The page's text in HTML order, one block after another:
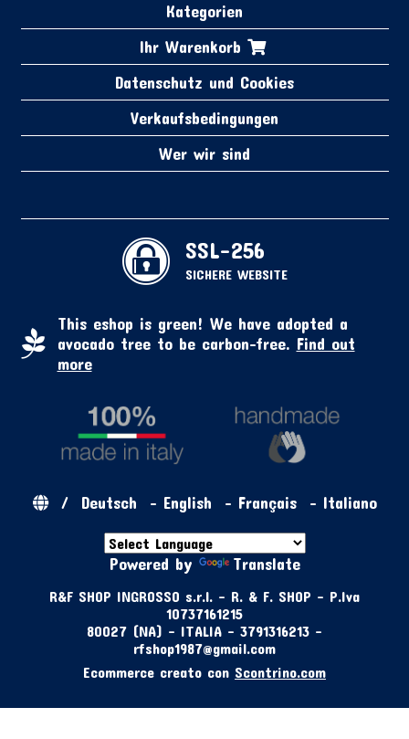
Kategorien
Ihr Warenkorb
Datenschutz und Cookies
Verkaufsbedingungen
Wer wir sind
SSL-256
SICHERE WEBSITE
This eshop is green! We have adopted a
avocado tree to be carbon-free. Find out
more
/ Deutsch - English - Français- Italiano
Powered by Translate
R&F SHOP INGROSSO s.r.l. - R. & F. SHOP - P.Iva
10737161215
80027 (NA) - ITALIA - 3791316213 -
rfshop1987@gmail.com
Ecommerce creato con Scontrino.com